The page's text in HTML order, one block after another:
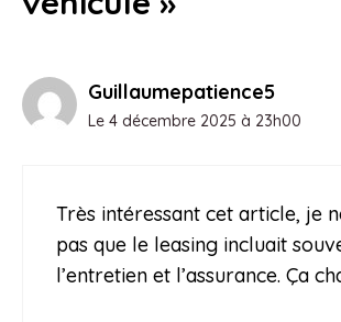
Guillaumepatience5
Le 4 décembre 2025 à 23h00
Très intéressant cet article, je
pas que le leasing incluait
l’entretien et l’assurance. Ça